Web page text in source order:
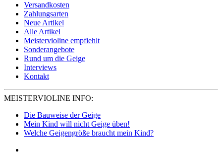
Versandkosten
Zahlungsarten
Neue Artikel
Alle Artikel
Meistervioline empfiehlt
Sonderangebote
Rund um die Geige
Interviews
Kontakt
MEISTERVIOLINE INFO:
Die Bauweise der Geige
Mein Kind will nicht Geige üben!
Welche Geigengröße braucht mein Kind?